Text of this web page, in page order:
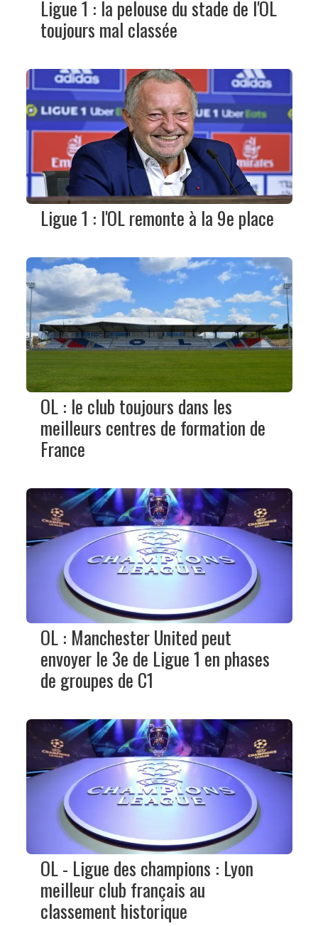
Ligue 1 : la pelouse du stade de l'OL
toujours mal classée
Ligue 1 : l'OL remonte à la 9e place
OL : le club toujours dans les
meilleurs centres de formation de
France
OL : Manchester United peut
envoyer le 3e de Ligue 1 en phases
de groupes de C1
OL - Ligue des champions : Lyon
meilleur club français au
classement historique